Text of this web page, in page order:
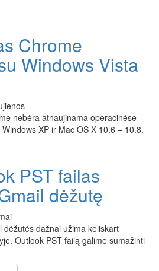
Chrome
Windows Vista
nebėra atnaujinama operacinėse
XP ir Mac OS X 10.6 – 10.8.
PST failas
dėžutę
dažnai užima keliskart
Outlook PST failą galime sumažinti